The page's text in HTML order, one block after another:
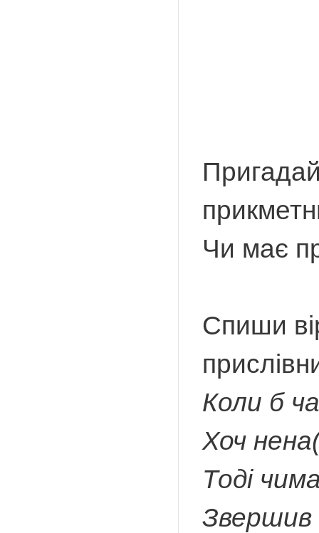
Чи має
Спиши
Коли б
Хоч
Тоді
Звершив